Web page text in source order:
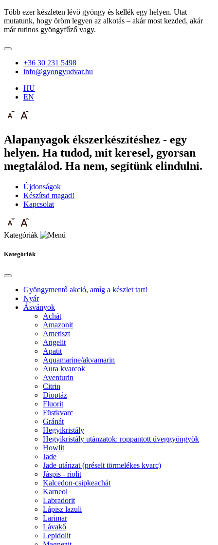
Több ezer készleten lévő gyöngy és kellék egy helyen. Utat
mutatunk, hogy öröm legyen az alkotás – akár most kezded, akár
már rutinos gyöngyfűző vagy.
+36 30 231 5498
info@gyongyudvar.hu
HU
EN
Alapanyagok ékszerkészítéshez - egy
helyen. Ha tudod, mit keresel, gyorsan
megtalálod. Ha nem, segítünk elindulni.
Újdonságok
Készítsd magad!
Kapcsolat
Kategóriák
Kategóriák
Gyöngymentő akció, amíg a készlet tart!
Nyár
Ásványok
Achát
Amazonit
Ametiszt
Angelit
Apatit
Aquamarine/akvamarin
Aura kvarcok
Aventurin
Citrin
Dioptáz
Fluorit
Füstkvarc
Gránát
Hegyikristály
Hegyikristály utánzatok: roppantott üveggyöngyök
Howlit
Jade
Jade utánzat (préselt törmelékes kvarc)
Jáspis - riolit
Kalcedon-csipkeachát
Karneol
Labradorit
Lápisz lazuli
Larimar
Lávakő
Lepidolit